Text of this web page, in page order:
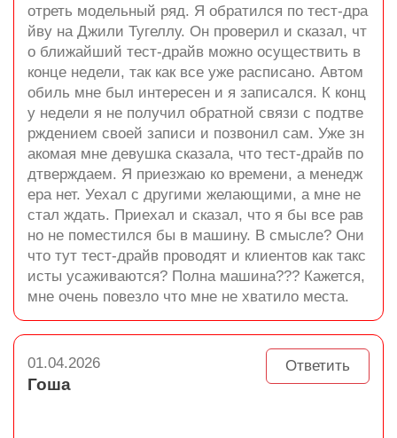
отреть модельный ряд. Я обратился по тест-дра
йву на Джили Тугеллу. Он проверил и сказал, чт
о ближайший тест-драйв можно осуществить в
конце недели, так как все уже расписано. Автом
обиль мне был интересен и я записался. К конц
у недели я не получил обратной связи с подтве
рждением своей записи и позвонил сам. Уже зн
акомая мне девушка сказала, что тест-драйв по
дтверждаем. Я приезжаю ко времени, а менедж
ера нет. Уехал с другими желающими, а мне не
стал ждать. Приехал и сказал, что я бы все рав
но не поместился бы в машину. В смысле? Они
что тут тест-драйв проводят и клиентов как такс
исты усаживаются? Полна машина??? Кажется,
мне очень повезло что мне не хватило места.
Ответить
01.04.2026
Гоша